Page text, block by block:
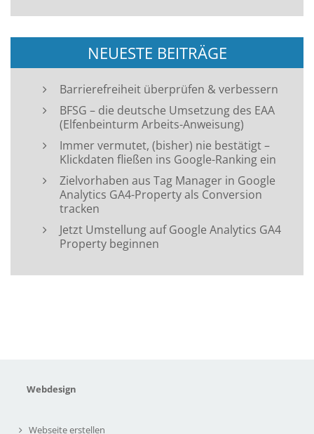
NEUESTE BEITRÄGE
Barrierefreiheit überprüfen & verbessern
BFSG – die deutsche Umsetzung des EAA
(Elfenbeinturm Arbeits-Anweisung)
Immer vermutet, (bisher) nie bestätigt –
Klickdaten fließen ins Google-Ranking ein
Zielvorhaben aus Tag Manager in Google
Analytics GA4-Property als Conversion
tracken
Jetzt Umstellung auf Google Analytics GA4
Property beginnen
Webdesign
Webseite erstellen